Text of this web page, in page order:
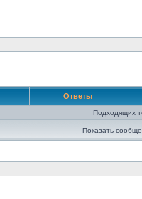
Ответы
Подходящих
Показать